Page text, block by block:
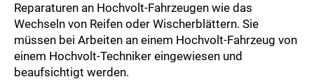
Reparaturen an Hochvolt-Fahrzeugen wie das
Wechseln von Reifen oder Wischerblättern. Sie
müssen bei Arbeiten an einem Hochvolt-Fahrzeug von
einem Hochvolt-Techniker eingewiesen und
beaufsichtigt werden.